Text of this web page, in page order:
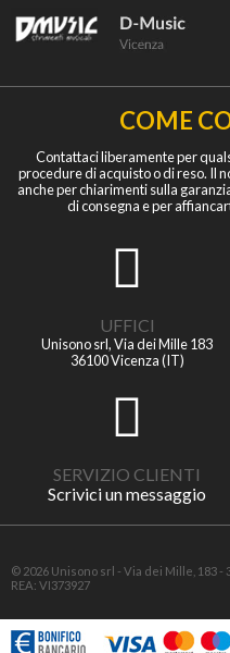
COME
Contattaci liberamente per
procedure di acquisto o di reso. Il
anche per chiarimenti sulla
di consegna e per
UFFICI
Unisono srl, Via dei Mille 183
36100 Vicenza (IT)
SERVIZIO CLIENTI
Scrivici un messaggio
© 2026 Unisono srl - Via dei Mille, 183 -
REA: VI373927